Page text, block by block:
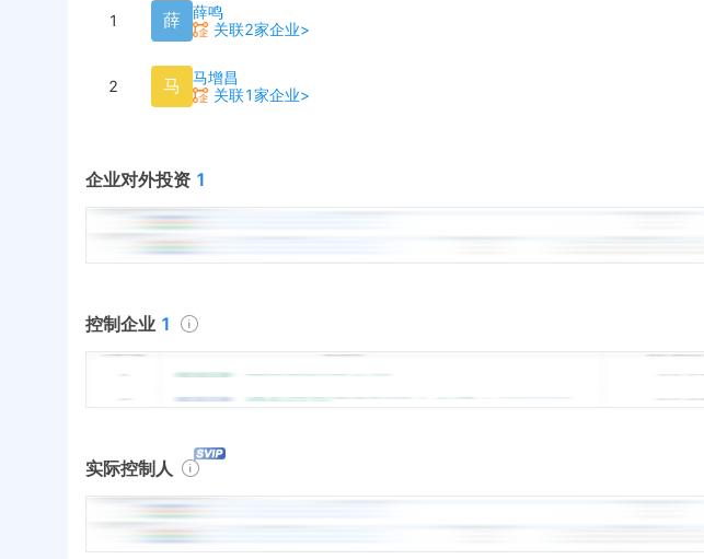
1 薛
薛鸣
关联2家企业>
2 马
马增昌
关联1家企业>
企业对外投资 1
控制企业 1
实际控制人